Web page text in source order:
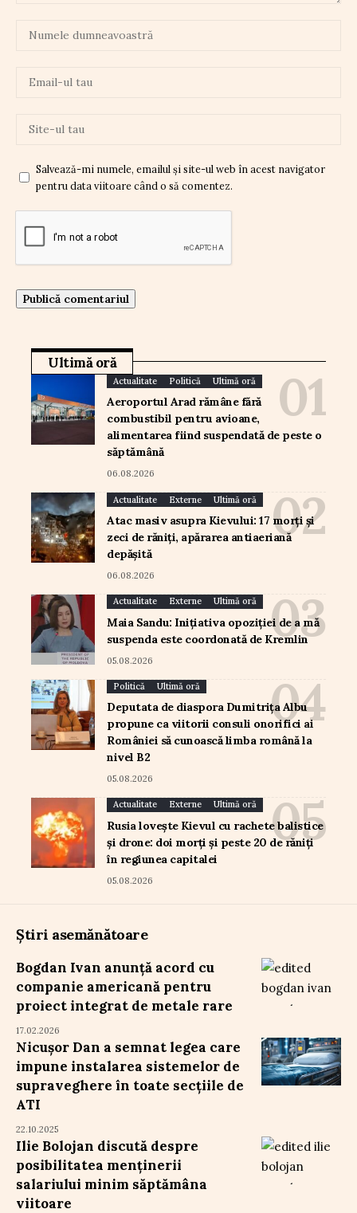
Salvează-mi numele, emailul și site-ul web în acest navigator
pentru data viitoare când o să comentez.
Ultimă oră
Actualitate Politică Ultimă oră
Aeroportul Arad rămâne fără
combustibil pentru avioane,
alimentarea fiind suspendată de peste o
săptămână
06.08.2026
Actualitate Externe Ultimă oră
Atac masiv asupra Kievului: 17 morți și
zeci de răniți, apărarea antiaeriană
depășită
06.08.2026
Actualitate Externe Ultimă oră
Maia Sandu: Inițiativa opoziției de a mă
suspenda este coordonată de Kremlin
05.08.2026
Politică Ultimă oră
Deputata de diaspora Dumitrița Albu
propune ca viitorii consuli onorifici ai
României să cunoască limba română la
nivel B2
05.08.2026
Actualitate Externe Ultimă oră
Rusia lovește Kievul cu rachete balistice
și drone: doi morți și peste 20 de răniți
în regiunea capitalei
05.08.2026
Știri asemănătoare
Bogdan Ivan anunță acord cu
companie americană pentru
proiect integrat de metale rare
17.02.2026
Nicușor Dan a semnat legea care
impune instalarea sistemelor de
supraveghere în toate secțiile de
ATI
22.10.2025
Ilie Bolojan discută despre
posibilitatea menținerii
salariului minim săptămâna
viitoare